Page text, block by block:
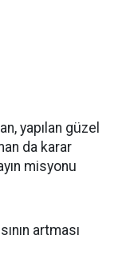
yapılan güzel
da karar
misyonu
artması